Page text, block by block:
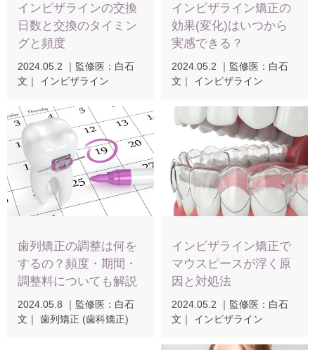
インビザラインの交換
日数と交換のタイミン
グと頻度
2024.05.2 ｜ 監修医：白石
文 ｜ インビザライン
インビザライン矯正の
効果(変化)はいつから
実感できる？
2024.05.2 ｜ 監修医：白石
文 ｜ インビザライン
歯列矯正の調整は何を
するの？頻度・期間・
調整料についても解説
2024.05.8 ｜ 監修医：白石
文 ｜ 歯列矯正 (歯科矯正)
インビザライン矯正で
マウスピースが浮く原
因と対処法
2024.05.2 ｜ 監修医：白石
文 ｜ インビザライン